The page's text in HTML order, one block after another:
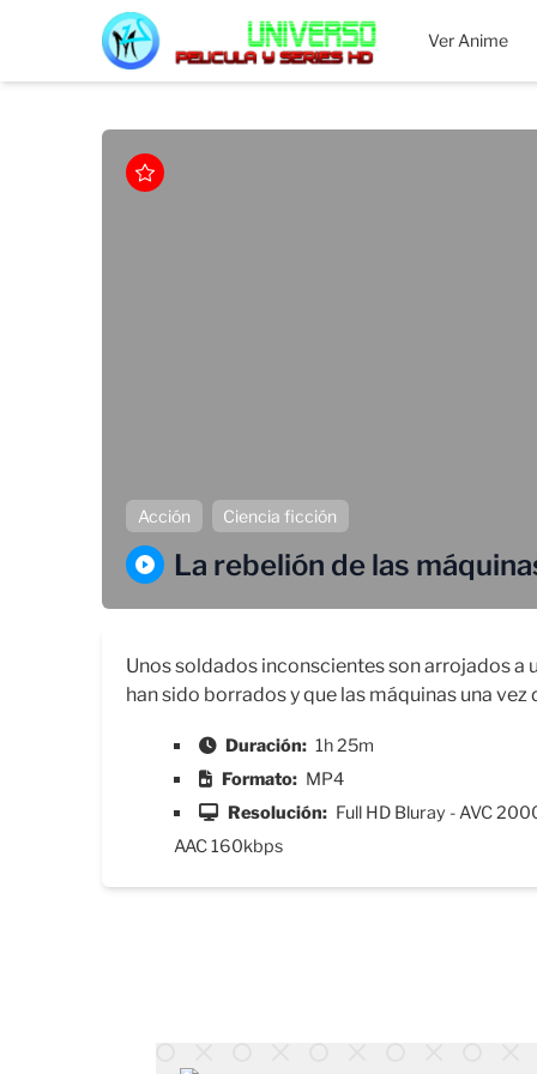
MEGAUNIVERSO Ver Anime
Acción Ciencia ficción
La rebelión de las
Unos soldados inconscientes son arrojados a
han sido borrados y que las máquinas una
Duración: 1h 25m
Formato: MP4
Resolución: Full HD Bluray - AVC
AAC 160kbps